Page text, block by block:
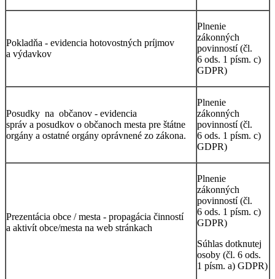
Pokladňa - evidencia hotovostných príjmov
a výdavkov
Plnenie
zákonných
povinností (čl.
6 ods. 1 písm. c)
GDPR)
Posudky na občanov - evidencia
správ a posudkov o občanoch mesta pre štátne
orgány a ostatné orgány oprávnené zo zákona.
Plnenie
zákonných
povinností (čl.
6 ods. 1 písm. c)
GDPR)
Prezentácia obce / mesta - propagácia činností
a aktivít obce/mesta na web stránkach
Plnenie
zákonných
povinností (čl.
6 ods. 1 písm. c)
GDPR)
Súhlas dotknutej
osoby (čl. 6 ods.
1 písm. a) GDPR)